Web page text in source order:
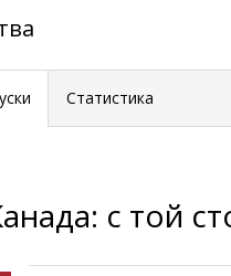
Статистика
с той